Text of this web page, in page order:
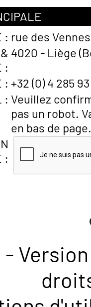
: rue des Vennes
:
4020 - Liège
: +32 (0) 4 285
: Veuillez
pas un robot.
en bas de page.
: